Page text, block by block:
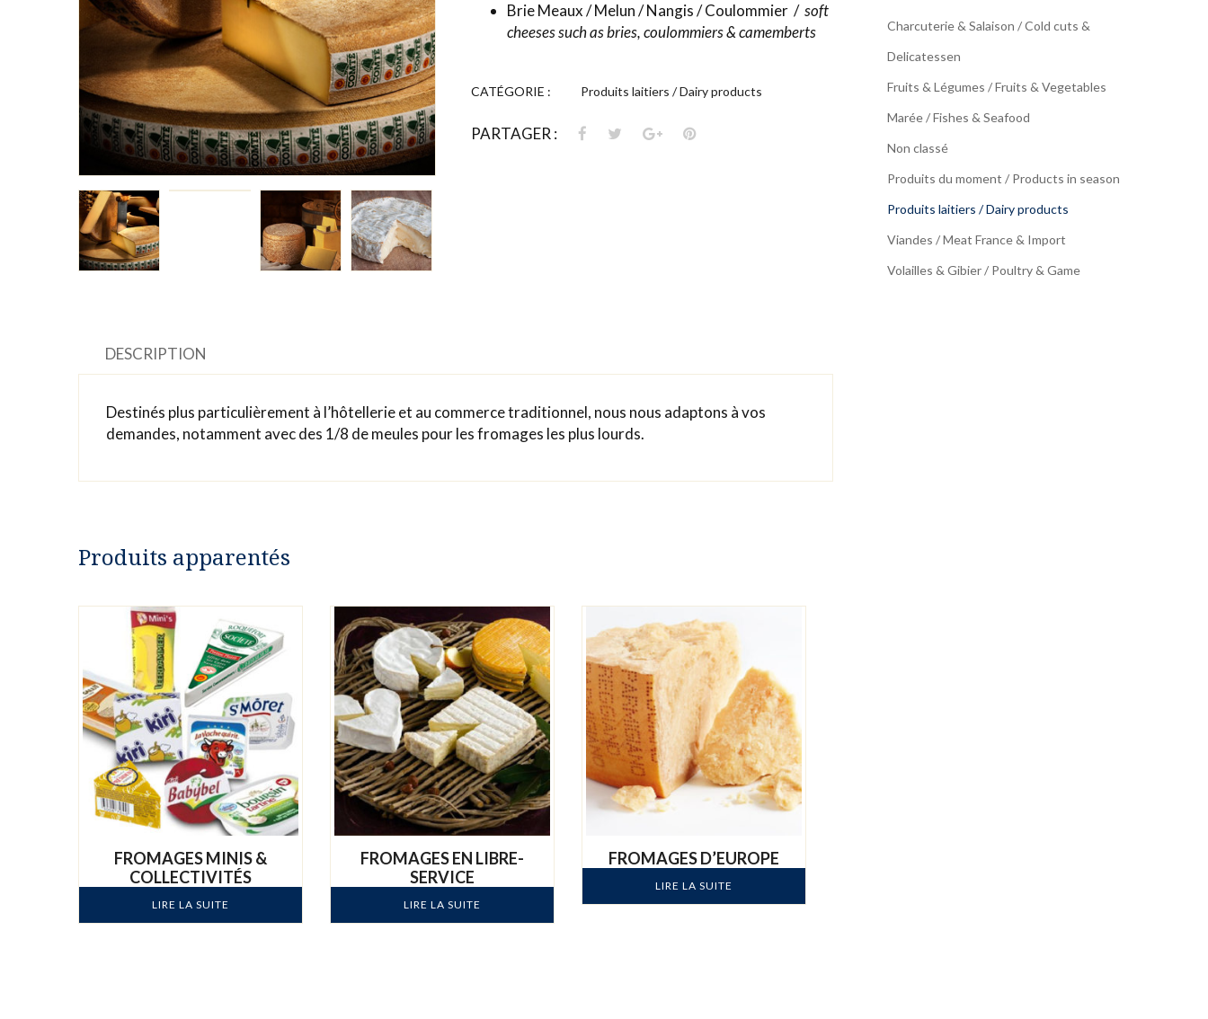
Brie Meaux / Melun / Nangis / Coulommier / soft
cheeses such as bries, coulommiers & camemberts
CATÉGORIE : Produits laitiers / Dairy products
PARTAGER :
DESCRIPTION
Destinés plus particulièrement à l’hôtellerie et au commerce traditionnel, nous nous adaptons à vos
demandes, notamment avec des 1/8 de meules pour les fromages les plus lourds.
Produits apparentés
FROMAGES MINIS &
COLLECTIVITÉS
LIRE LA SUITE
FROMAGES EN LIBRE-
SERVICE
LIRE LA SUITE
FROMAGES D’EUROPE
LIRE LA SUITE
Charcuterie & Salaison / Cold cuts &
Delicatessen
Fruits & Légumes / Fruits & Vegetables
Marée / Fishes & Seafood
Non classé
Produits du moment / Products in season
Produits laitiers / Dairy products
Viandes / Meat France & Import
Volailles & Gibier / Poultry & Game